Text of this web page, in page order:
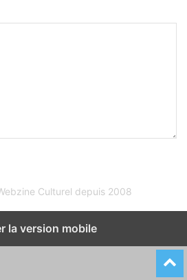
Culturel depuis 2008
la version mobile